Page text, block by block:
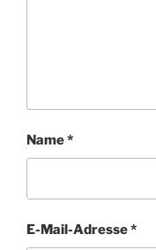
Name*
E-Mail-Adresse*